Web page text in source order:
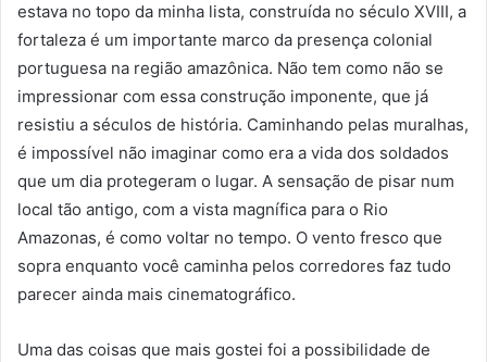
estava no topo da minha lista, construída no século XVIII, a
fortaleza é um importante marco da presença colonial
portuguesa na região amazônica. Não tem como não se
impressionar com essa construção imponente, que já
resistiu a séculos de história. Caminhando pelas muralhas,
é impossível não imaginar como era a vida dos soldados
que um dia protegeram o lugar. A sensação de pisar num
local tão antigo, com a vista magnífica para o Rio
Amazonas, é como voltar no tempo. O vento fresco que
sopra enquanto você caminha pelos corredores faz tudo
parecer ainda mais cinematográfico.
Uma das coisas que mais gostei foi a possibilidade de